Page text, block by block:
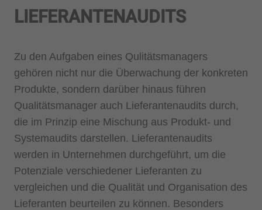
LIEFERANTENAUDITS
Zu den Aufgaben eines Qulitätsmanagers
gehören nicht nur die Überwachung der konkreten
Produkte, sondern darüber hinaus führen
Qualitätsmanager auch Lieferantenaudits durch,
die im Prinzip eine Mischung aus Produkt- und
Systemaudits darstellen. Lieferantenaudits
werden in Unternehmen durchgeführt, um die
Potenziale verschiedener Lieferanten zu
vergleichen und die Qualität und Organisation des
Lieferanten beurteilen zu können. Besonders